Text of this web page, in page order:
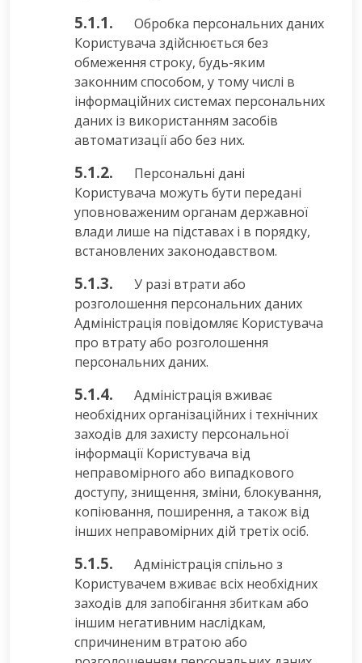
5.1.1.
Обробка персональних даних
Користувача здійснюється без
обмеження строку, будь-яким
законним способом, у тому числі в
інформаційних системах персональних
даних із використанням засобів
автоматизації або без них.
5.1.2.
Персональні дані
Користувача можуть бути передані
уповноваженим органам державної
влади лише на підставах і в порядку,
встановлених законодавством.
5.1.3.
У разі втрати або
розголошення персональних даних
Адміністрація повідомляє Користувача
про втрату або розголошення
персональних даних.
5.1.4.
Адміністрація вживає
необхідних організаційних і технічних
заходів для захисту персональної
інформації Користувача від
неправомірного або випадкового
доступу, знищення, зміни, блокування,
копіювання, поширення, а також від
інших неправомірних дій третіх осіб.
5.1.5.
Адміністрація спільно з
Користувачем вживає всіх необхідних
заходів для запобігання збиткам або
іншим негативним наслідкам,
спричиненим втратою або